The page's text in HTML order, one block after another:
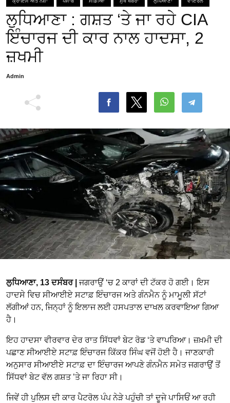
ਲੁਧਿਆਣਾ : ਗਸ਼ਤ ‘ਤੇ ਜਾ ਰਹੇ CIA
ਇੰਚਾਰਜ ਦੀ ਕਾਰ ਨਾਲ ਹਾਦਸਾ, 2
ਜ਼ਖਮੀ
Admin
ਲੁਧਿਆਣਾ, 13 ਦਸੰਬਰ | ਜਗਰਾਉਂ ‘ਚ 2 ਕਾਰਾਂ ਦੀ ਟੱਕਰ ਹੋ ਗਈ। ਇਸ
ਹਾਦਸੇ ਵਿਚ ਸੀਆਈਏ ਸਟਾਫ਼ ਇੰਚਾਰਜ ਅਤੇ ਗੰਨਮੈਨ ਨੂੰ ਮਾਮੂਲੀ ਸੱਟਾਂ
ਲੱਗੀਆਂ ਹਨ, ਜਿਨ੍ਹਾਂ ਨੂੰ ਇਲਾਜ ਲਈ ਹਸਪਤਾਲ ਦਾਖਲ ਕਰਵਾਇਆ ਗਿਆ
ਹੈ।
ਇਹ ਹਾਦਸਾ ਵੀਰਵਾਰ ਦੇਰ ਰਾਤ ਸਿੱਧਵਾਂ ਬੇਟ ਰੋਡ ‘ਤੇ ਵਾਪਰਿਆ। ਜ਼ਖ਼ਮੀ ਦੀ
ਪਛਾਣ ਸੀਆਈਏ ਸਟਾਫ਼ ਇੰਚਾਰਜ ਕਿੱਕਰ ਸਿੰਘ ਵਜੋਂ ਹੋਈ ਹੈ। ਜਾਣਕਾਰੀ
ਅਨੁਸਾਰ ਸੀਆਈਏ ਸਟਾਫ਼ ਦਾ ਇੰਚਾਰਜ ਆਪਣੇ ਗੰਨਮੈਨ ਸਮੇਤ ਜਗਰਾਉਂ ਤੋਂ
ਸਿੱਧਵਾਂ ਬੇਟ ਵੱਲ ਗਸ਼ਤ ’ਤੇ ਜਾ ਰਿਹਾ ਸੀ।
ਜਿਵੇਂ ਹੀ ਪੁਲਿਸ ਦੀ ਕਾਰ ਪੈਟਰੋਲ ਪੰਪ ਨੇੜੇ ਪਹੁੰਚੀ ਤਾਂ ਦੂਜੇ ਪਾਸਿਓਂ ਆ ਰਹੀ